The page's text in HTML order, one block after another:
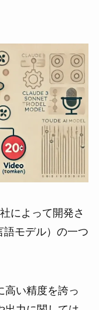
によって開発さ
モデル）の一つ
高い精度を誇っ